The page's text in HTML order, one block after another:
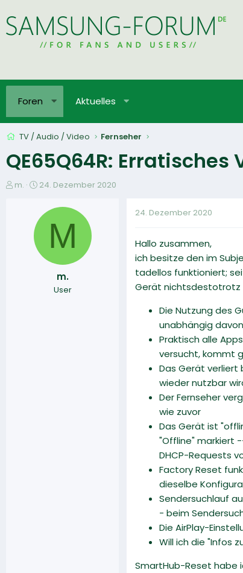
Foren Aktuelles
TV / Audio / Video Fernseher
QE65Q64R: Erratisches
E
m.
E
t
l
24. Dezember 2020
M
m.
User
24. Dezember 2020
Hallo zusammen,
ich besitze den im
tadellos funktioniert;
Gerät nichtsdestotrotz
Die Nutzung des
unabhängig
Praktisch alle
versucht, kommt
Das Gerät verliert
wieder nutzbar
Der Fernseher
wie zuvor
Das Gerät ist
"Offline" markiert
DHCP-Requests
Factory Reset
dieselbe
Sendersuchlauf
- beim
Die AirPlay-
Will ich die "Infos
SmartHub-Reset habe